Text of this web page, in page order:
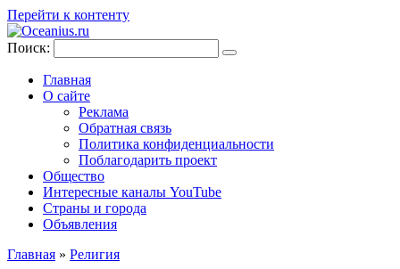
Перейти к контенту
Поиск:
Главная
О сайте
Реклама
Обратная связь
Политика конфиденциальности
Поблагодарить проект
Общество
Интересные каналы YouTube
Страны и города
Объявления
Главная » Религия